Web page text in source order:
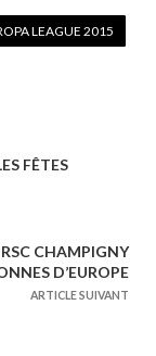
LEAGUE 2015
FÊTES
RSC CHAMPIGNY
D’EUROPE
ARTICLE SUIVANT